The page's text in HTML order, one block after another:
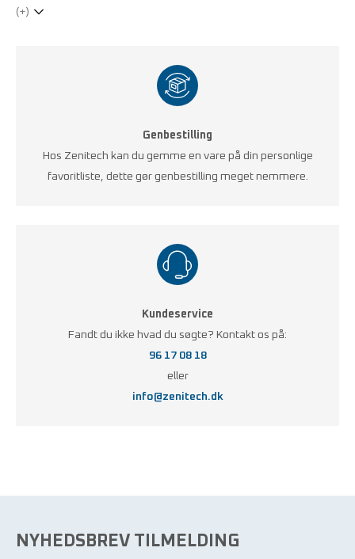
(+)
Genbestilling
Hos Zenitech kan du gemme en vare på din personlige
favoritliste, dette gør genbestilling meget nemmere.
Kundeservice
Fandt du ikke hvad du søgte? Kontakt os på:
96 17 08 18
eller
info@zenitech.dk
NYHEDSBREV TILMELDING